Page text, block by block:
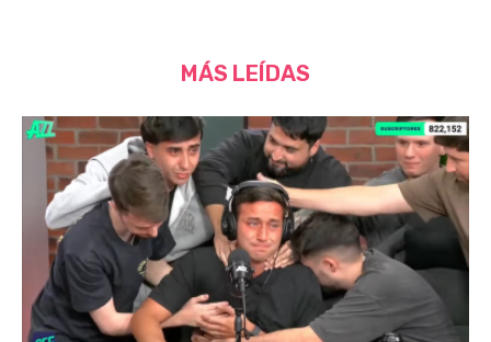
MÁS LEÍDAS